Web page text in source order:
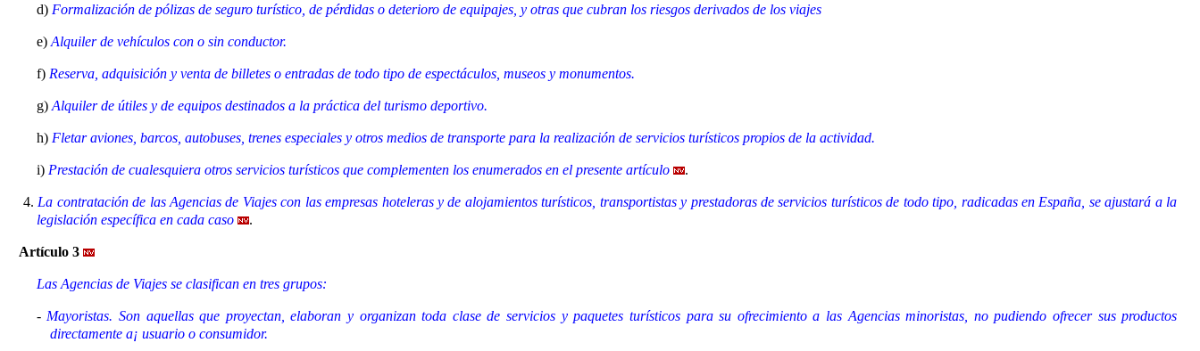
d) Formalización de pólizas de seguro turístico, de pérdidas o deterioro de equipajes, y otras que cubran los riesgos derivados de los viajes
e) Alquiler de vehículos con o sin conductor.
f) Reserva, adquisición y venta de billetes o entradas de todo tipo de espectáculos, museos y monumentos.
g) Alquiler de útiles y de equipos destinados a la práctica del turismo deportivo.
h) Fletar aviones, barcos, autobuses, trenes especiales y otros medios de transporte para la realización de servicios turísticos propios de la actividad.
i) Prestación de cualesquiera otros servicios turísticos que complementen los enumerados en el presente artículo .
4. La contratación de las Agencias de Viajes con las empresas hoteleras y de alojamientos turísticos, transportistas y prestadoras de servicios turísticos de todo tipo, radicadas en España, se ajustará a la
legislación específica en cada caso
.
Artículo 3
Las Agencias de Viajes se clasifican en tres grupos:
- Mayoristas. Son aquellas que proyectan, elaboran y organizan toda clase de servicios y paquetes turísticos para su ofrecimiento a las Agencias minoristas, no pudiendo ofrecer sus productos
directamente a¡ usuario o consumidor.